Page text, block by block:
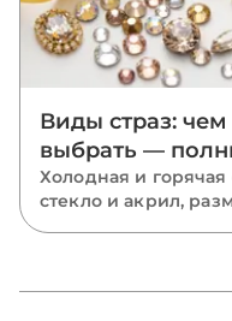
Виды страз:
выбрать —
Холодная и
стекло и акрил,